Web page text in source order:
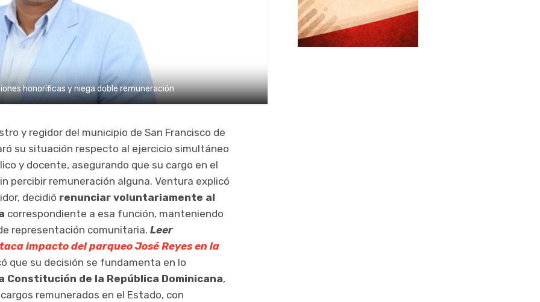
honoríficas y niega doble remuneración
y regidor del municipio de San Francisco de
su situación respecto al ejercicio simultáneo
y docente, asegurando que su cargo en el
percibir remuneración alguna. Ventura explicó
decidió renunciar voluntariamente al
correspondiente a esa función, manteniendo
representación comunitaria. Leer
impacto del parqueo José Reyes en la
que su decisión se fundamenta en lo
Constitución de la República Dominicana,
remunerados en el Estado, con